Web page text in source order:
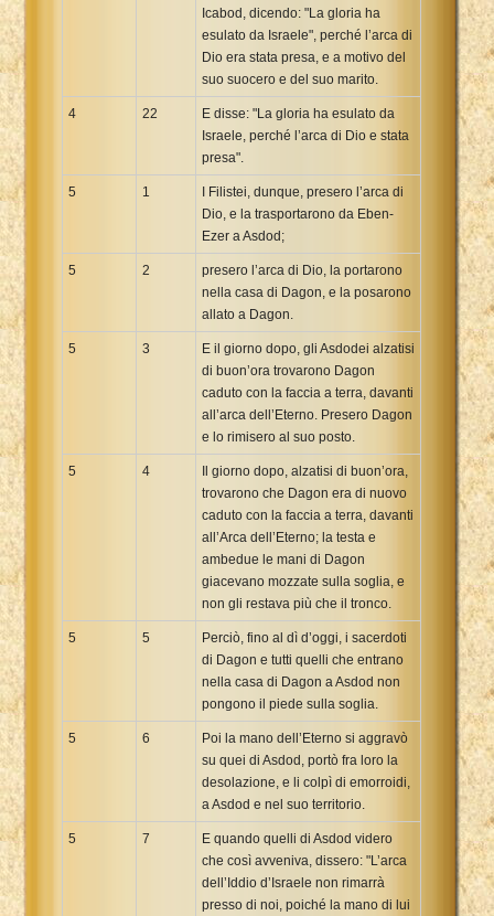
Icabod, dicendo: "La gloria ha
esulato da Israele", perché l’arca di
Dio era stata presa, e a motivo del
suo suocero e del suo marito.
4 22
E disse: "La gloria ha esulato da
Israele, perché l’arca di Dio e stata
presa".
5 1
I Filistei, dunque, presero l’arca di
Dio, e la trasportarono da Eben-
Ezer a Asdod;
5 2
presero l’arca di Dio, la portarono
nella casa di Dagon, e la posarono
allato a Dagon.
5 3
E il giorno dopo, gli Asdodei alzatisi
di buon’ora trovarono Dagon
caduto con la faccia a terra, davanti
all’arca dell’Eterno. Presero Dagon
e lo rimisero al suo posto.
5 4
Il giorno dopo, alzatisi di buon’ora,
trovarono che Dagon era di nuovo
caduto con la faccia a terra, davanti
all’Arca dell’Eterno; la testa e
ambedue le mani di Dagon
giacevano mozzate sulla soglia, e
non gli restava più che il tronco.
5 5
Perciò, fino al dì d’oggi, i sacerdoti
di Dagon e tutti quelli che entrano
nella casa di Dagon a Asdod non
pongono il piede sulla soglia.
5 6
Poi la mano dell’Eterno si aggravò
su quei di Asdod, portò fra loro la
desolazione, e li colpì di emorroidi,
a Asdod e nel suo territorio.
5 7
E quando quelli di Asdod videro
che così avveniva, dissero: "L’arca
dell’Iddio d’Israele non rimarrà
presso di noi, poiché la mano di lui